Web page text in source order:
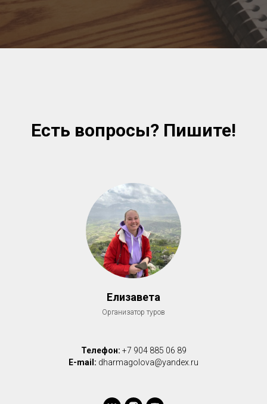
Есть вопросы? Пишите!
Елизавета
Организатор туров
Телефон: +7 904 885 06 89
E-mail: dharmagolova@yandex.ru